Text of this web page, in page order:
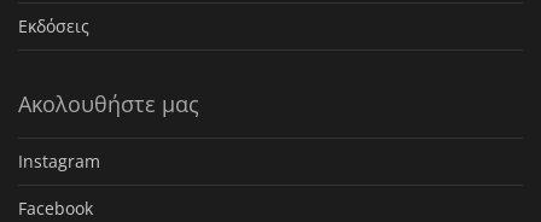
Εκδόσεις
Ακολουθήστε μας
Instagram
Facebook